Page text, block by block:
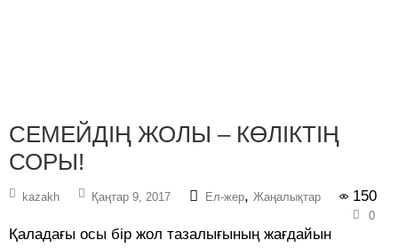
СЕМЕЙДІҢ ЖОЛЫ – КӨЛІКТІҢ
СОРЫ!
kazakh Қаңтар 9, 2017 Ел-жер, Жаңалықтар 150
0
Қаладағы осы бір жол тазалығының жағдайын